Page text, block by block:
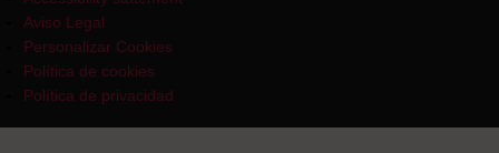
Aviso Legal
Personalizar Cookies
Política de cookies
Política de privacidad